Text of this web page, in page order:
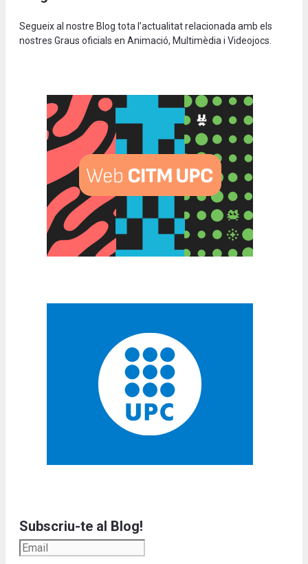
Segueix al nostre Blog tota l’actualitat relacionada amb els
nostres Graus oficials en Animació, Multimèdia i Videojocs.
Subscriu-te al Blog!